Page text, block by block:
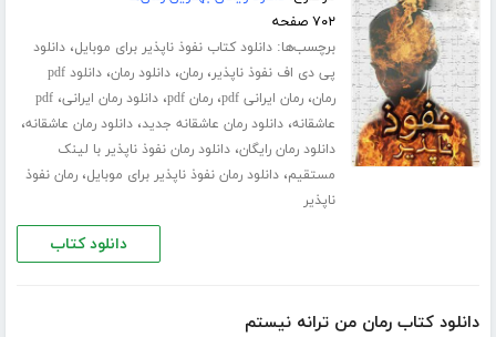
۷۰۲ صفحه
برچسب‌ها:دانلود کتاب نفوذ ناپذیر برای موبایل،دانلود
پی دی اف نفوذ ناپذیر،رمان،دانلود رمان،
دانلود pdf
رمان،رمان ایرانی pdf ،رمان pdf ،دانلود رمان ایرانی،pdf
عاشقانه،دانلود رمان عاشقانه جدید،دانلود رمان عاشقانه،
دانلود رمان رایگان،دانلود رمان نفوذ ناپذیر با لینک
مستقیم،دانلود رمان نفوذ ناپذیر برای موبایل،رمان نفوذ
ناپذیر
دانلود کتاب
دانلود کتاب رمان من ترانه نیستم